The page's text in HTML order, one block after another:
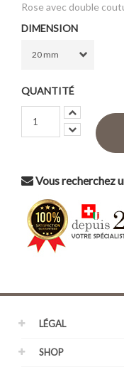
Rose avec double
DIMENSION
QUANTITÉ
Vous recherchez
LÉGAL
SHOP